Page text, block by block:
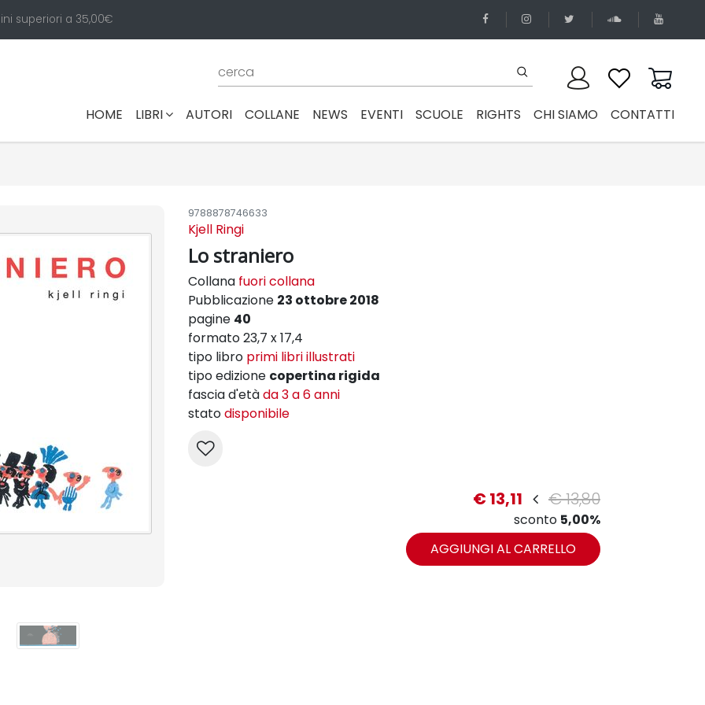
superiori a 35,00€
HOME (CURRENT)
LIBRI AUTORI COLLANE NEWS EVENTI SCUOLE RIGHTS CHI SIAMO CONTATTI
9788878746633
Kjell Ringi
Lo straniero
Collana fuori collana
Pubblicazione 23 ottobre 2018
pagine 40
formato 23,7 x 17,4
tipo libro primi libri illustrati
tipo edizione copertina rigida
fascia d'etàda 3 a 6 anni
statodisponibile
€ 13,11 € 13,80
sconto 5,00%
AGGIUNGI AL CARRELLO